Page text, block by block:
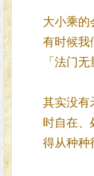
大小乘的
有时候我
「法门
其实没有
时自在、
得从种种